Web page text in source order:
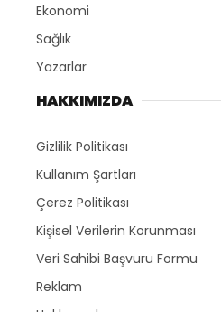
Ekonomi
Sağlık
Yazarlar
HAKKIMIZDA
Gizlilik Politikası
Kullanım Şartları
Çerez Politikası
Kişisel Verilerin Korunması
Veri Sahibi Başvuru Formu
Reklam